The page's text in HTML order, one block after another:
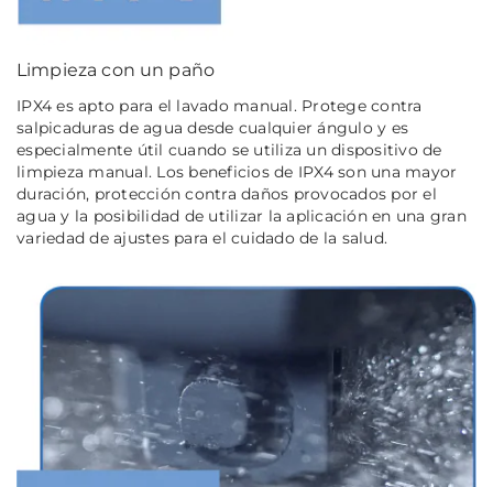
Limpieza con un paño
IPX4 es apto para el lavado manual. Protege contra
salpicaduras de agua desde cualquier ángulo y es
especialmente útil cuando se utiliza un dispositivo de
limpieza manual. Los beneficios de IPX4 son una mayor
duración, protección contra daños provocados por el
agua y la posibilidad de utilizar la aplicación en una gran
variedad de ajustes para el cuidado de la salud.